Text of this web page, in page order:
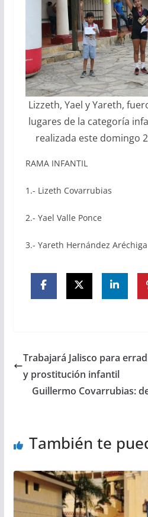
Lizzeth, Yael y Yareth,
lugares de la categoría
realizada este domingo
RAMA INFANTIL
1.- Lizeth Covarrubias
2.- Yael Valle Ponce
3.- Yareth Hernández Aréchiga
Trabajará Jalisco para
y prostitución infantil
Guillermo Covarrubias:
También te